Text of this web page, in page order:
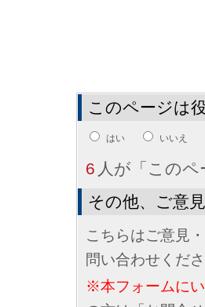
このページは
はい いいえ
6 人が「この
その他、ご意
こちらはご意見
問い合わせくだ
※本フォームに